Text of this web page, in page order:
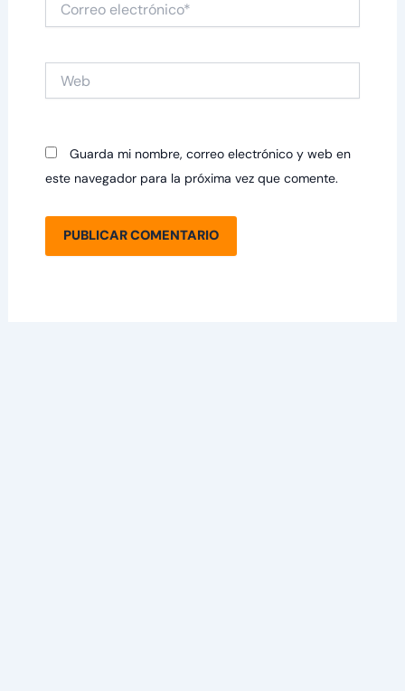
electrónico*
Guarda mi nombre, correo electrónico y web en
este navegador para la próxima vez que comente.